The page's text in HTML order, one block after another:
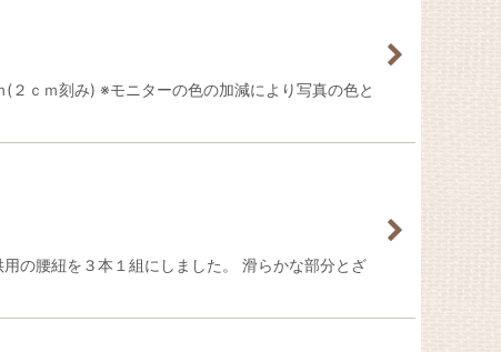
ｃｍ刻み) ※モニターの色の加減により写真の色と
の腰紐を３本１組にしました。 滑らかな部分とざ